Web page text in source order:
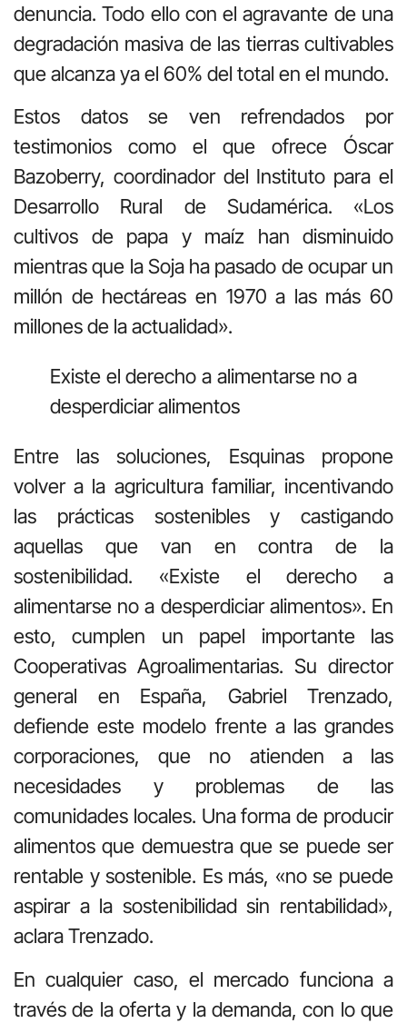
denuncia. Todo ello con el agravante de una
degradación masiva de las tierras cultivables
que alcanza ya el 60% del total en el mundo.
Estos datos se ven refrendados por
testimonios como el que ofrece Óscar
Bazoberry, coordinador del Instituto para el
Desarrollo Rural de Sudamérica. «Los
cultivos de papa y maíz han disminuido
mientras que la Soja ha pasado de ocupar un
millón de hectáreas en 1970 a las más 60
millones de la actualidad».
Existe el derecho a alimentarse no a
desperdiciar alimentos
Entre las soluciones, Esquinas propone
volver a la agricultura familiar, incentivando
las prácticas sostenibles y castigando
aquellas que van en contra de la
sostenibilidad. «Existe el derecho a
alimentarse no a desperdiciar alimentos». En
esto, cumplen un papel importante las
Cooperativas Agroalimentarias. Su director
general en España, Gabriel Trenzado,
defiende este modelo frente a las grandes
corporaciones, que no atienden a las
necesidades y problemas de las
comunidades locales. Una forma de producir
alimentos que demuestra que se puede ser
rentable y sostenible. Es más, «no se puede
aspirar a la sostenibilidad sin rentabilidad»,
aclara Trenzado.
En cualquier caso, el mercado funciona a
través de la oferta y la demanda, con lo que